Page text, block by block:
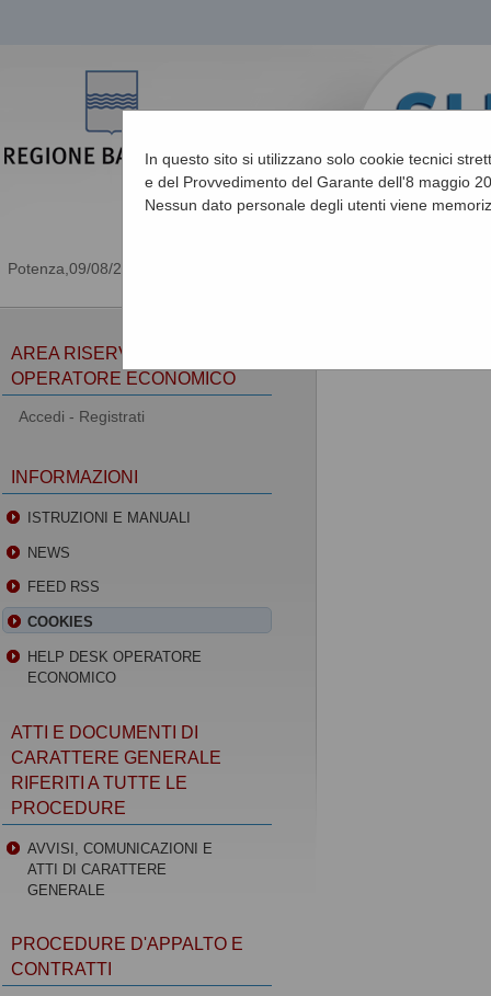
09/08/2026 10:02
In questo sito si utilizzano solo cookie tecnici
e del Provvedimento del Garante dell'8 maggio
Nessun dato personale degli utenti viene
AREA RISERVATA
OPERATORE ECONOMICO
Accedi - Registrati
INFORMAZIONI
ISTRUZIONI E MANUALI
NEWS
FEED RSS
COOKIES
HELP DESK OPERATORE
ECONOMICO
ATTI E DOCUMENTI DI
CARATTERE GENERALE
RIFERITI A TUTTE LE
PROCEDURE
AVVISI, COMUNICAZIONI E
ATTI DI CARATTERE
GENERALE
PROCEDURE D'APPALTO E
CONTRATTI